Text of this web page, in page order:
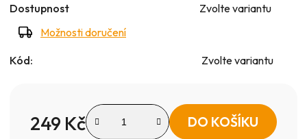
Dostupnost
Zvolte variantu
Možnosti doručení
Kód: Zvolte variantu
249 Kč DO KOŠÍKU